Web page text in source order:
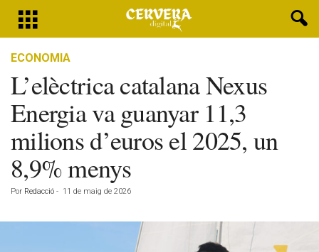
ECONOMIA
L’elèctrica catalana Nexus
Energia va guanyar 11,3
milions d’euros el 2025, un
8,9% menys
Por Redacció - 11 de maig de 2026